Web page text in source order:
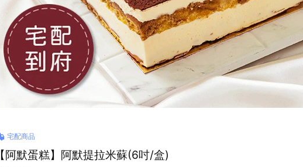
宅配商品
【阿默蛋糕】阿默提拉米蘇(6吋/盒)